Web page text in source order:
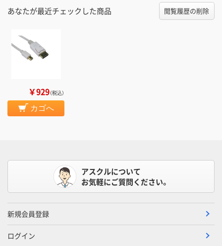
あなたが最近チェックした商品 閲覧履歴の削除
￥929（税込）
カゴへ
アスクルについて
お気軽にご質問ください。
新規会員登録
ログイン